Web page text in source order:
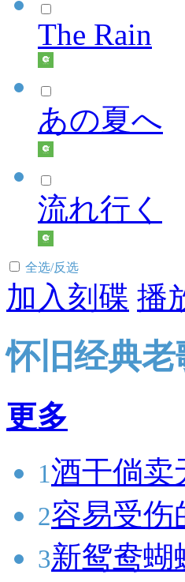
The Rain
あの夏へ
流れ行く
全选/反选
加入刻碟 播
怀旧经典老
更多
1酒干倘卖
2容易受伤
3新鸳鸯蝴